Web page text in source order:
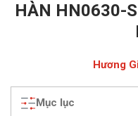
HÀN HN0630-
Hương
Mục lục